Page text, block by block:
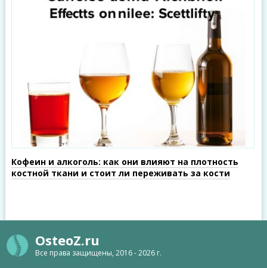
Кофеин и алкоголь: как они влияют на плотность
костной ткани и стоит ли переживать за кости
OsteoZ.ru
Все права защищены, 2016 - 2026 г.